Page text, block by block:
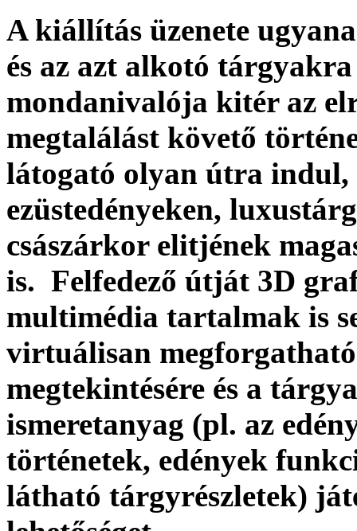
A kiállítás üzenete
és az azt alkotó
mondanivalója kitér az
megtalálást követő
látogató olyan útra
ezüstedényeken,
császárkor elitjének
is. Felfedező útját 3D
multimédia tartalmak is
virtuálisan
megtekintésére és a
ismeretanyag (pl. az
történetek, edények
látható tárgyrészletek)